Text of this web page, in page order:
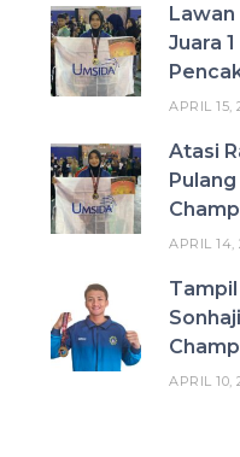
Lawan
Juara
APRIL 15,
Atasi
APRIL 14,
APRIL 10,